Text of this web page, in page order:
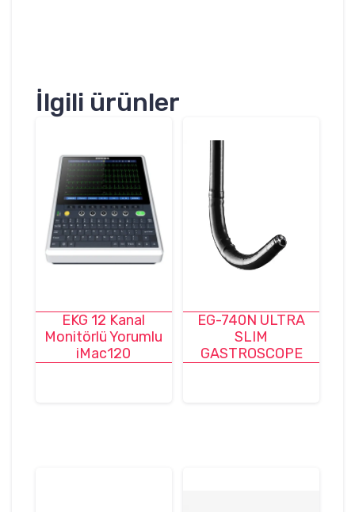
İlgili ürünler
EKG 12 Kanal
Monitörlü Yorumlu
iMac120
EG-740N ULTRA
SLIM
GASTROSCOPE